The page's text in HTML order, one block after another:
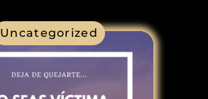
Uncategorized